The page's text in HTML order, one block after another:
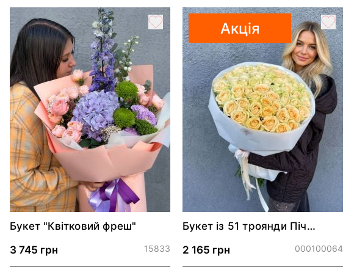
Букет "Квітковий фреш"
3 745 грн
15833
Акція
Букет із 51 троянди Піч
2 165 грн
000100064